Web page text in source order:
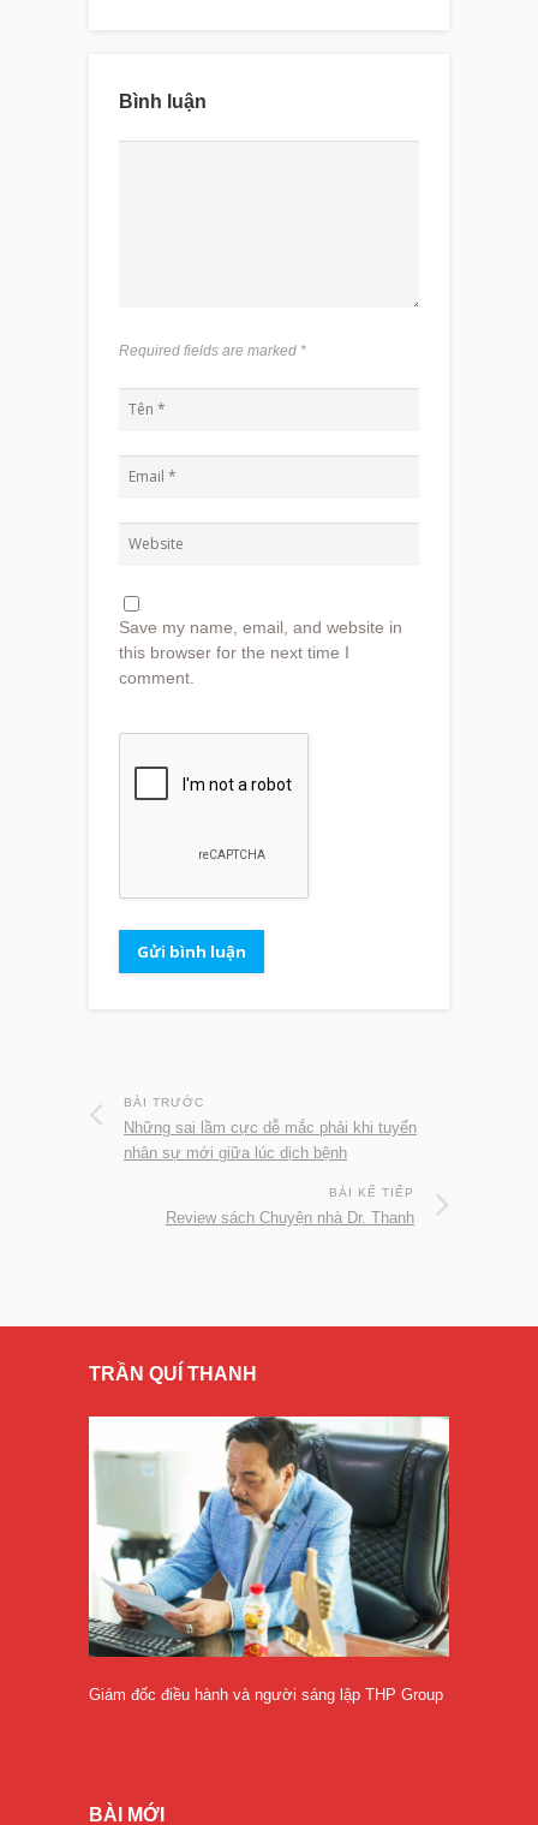
Bình luận
Required fields are marked *
Save my name, email, and website in
this browser for the next time I
comment.
BÀI TRƯỚC
Những sai lầm cực dễ mắc phải khi tuyển
nhân sự mới giữa lúc dịch bệnh
BÀI KẾ TIẾP
Review sách Chuyện nhà Dr. Thanh
TRẦN QUÍ THANH
Giám đốc điều hành và người sáng lập THP Group
BÀI MỚI